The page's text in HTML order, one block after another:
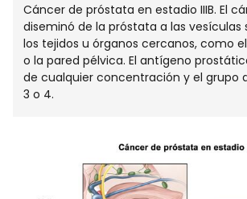
Cáncer de próstata en estadio IIIB. El
diseminó de la próstata a las vesículas
los tejidos u órganos cercanos, como
o la pared pélvica. El antígeno
de cualquier concentración y el grupo
3 o 4.